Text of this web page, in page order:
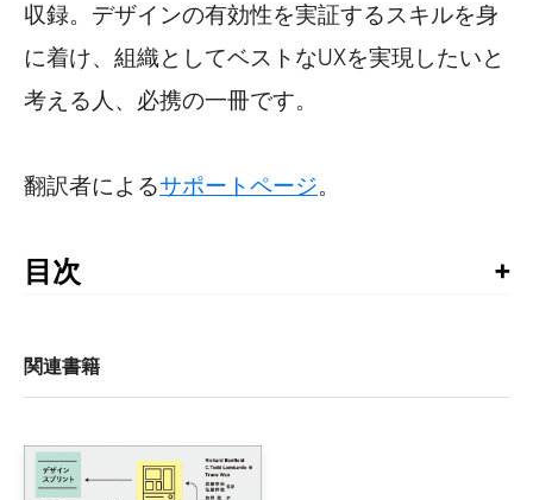
収録。デザインの有効性を実証するスキルを身
に着け、組織としてベストなUXを実現したいと
考える人、必携の一冊です。
翻訳者によるサポートページ。
目次
1章　デザインの役割の変化
    1.1　私とデザインとの関わり
        1.2.1　UXは新しい言葉
        1.2.2　UXは新しい役割を担う
関連書籍